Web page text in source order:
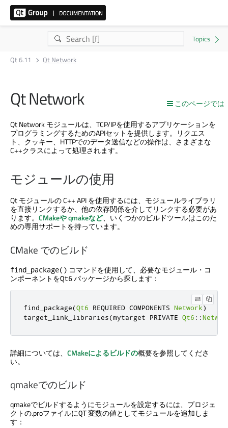
Qt 6.11 Qt Network
このページでは
Qt Network
Qt Networkモジュールは、TCP/IPを使用するアプリケーションを
プログラミングするためのAPIセットを提供します。リクエス
ト、クッキー、HTTPでのデータ送信などの操作は、さまざまな
C++クラスによって処理されます。
モジュールの使用
Qt モジュールの C++ API を使用するには、モジュールライブラリ
を直接リンクするか、他の依存関係を介してリンクする必要があ
ります。 CMakeやqmakeなど、いくつかのビルドツールはこのた
めの専用サポートを持っています。
CMake でのビルド
find_package() コマンドを使用して、必要なモジュール・コ
ンポーネントをQt6パッケージから探します：
find_package(Qt6 REQUIRED COMPONENTS Network)
target_link_libraries(mytarget PRIVATE Qt6 ::
詳細については、 CMakeによるビルドの概要を参照してくださ
い。
qmakeでのビルド
qmakeでビルドするようにモジュールを設定するには、プロジェ
クトの.proファイルにQT変数の値としてモジュールを追加しま
す：